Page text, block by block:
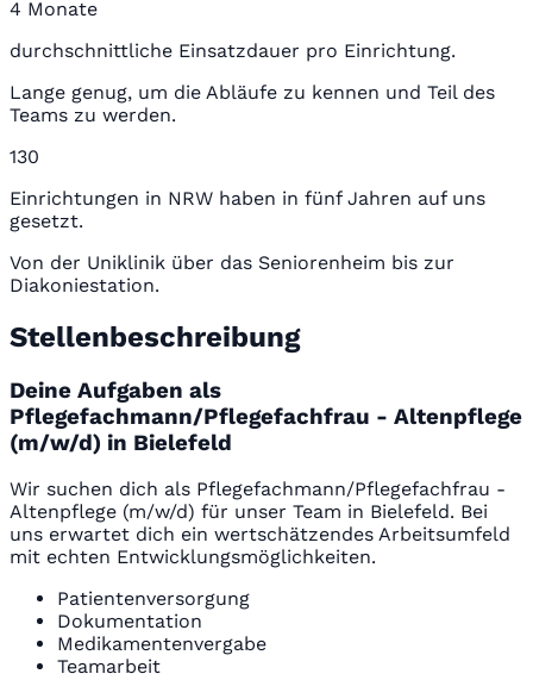
4 Monate
durchschnittliche Einsatzdauer pro Einrichtung.
Lange genug, um die Abläufe zu kennen und Teil des
Teams zu werden.
130
Einrichtungen in NRW haben in fünf Jahren auf uns
gesetzt.
Von der Uniklinik über das Seniorenheim bis zur
Diakoniestation.
Stellenbeschreibung
Deine Aufgaben als
Pflegefachmann/Pflegefachfrau - Altenpflege
(m/w/d) in Bielefeld
Wir suchen dich als Pflegefachmann/Pflegefachfrau -
Altenpflege (m/w/d) für unser Team in Bielefeld. Bei
uns erwartet dich ein wertschätzendes Arbeitsumfeld
mit echten Entwicklungsmöglichkeiten.
Patientenversorgung
Dokumentation
Medikamentenvergabe
Teamarbeit